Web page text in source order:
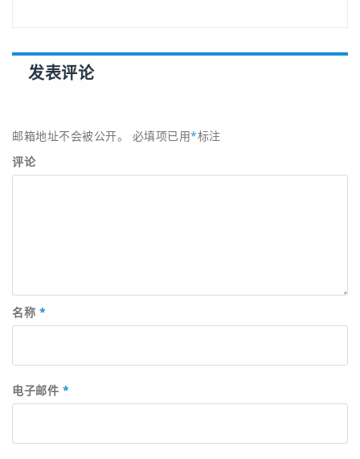
发表评论
邮箱地址不会被公开。 必填项已用*标注
评论
名称 *
电子邮件 *